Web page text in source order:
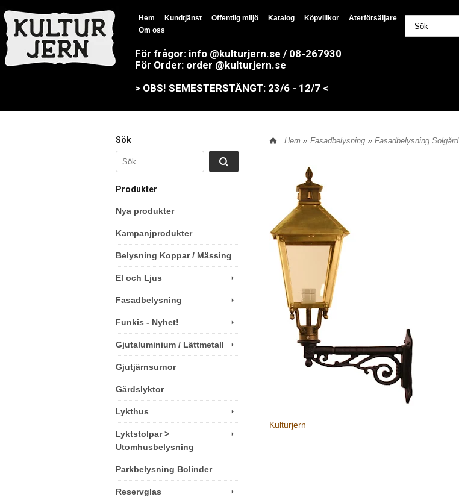
Hem Kundtjänst Offentlig miljö Katalog Köpvillkor
Återförsäljare
Om oss
För frågor: info @kulturjern.se / 08-267930
För Order: order @kulturjern.se
> OBS! SEMESTERSTÄNGT: 23/6 - 12/7 <
Sök
Produkter
Nya produkter
Kampanjprodukter
Belysning Koppar / Mässing
El och Ljus
Fasadbelysning
Funkis - Nyhet!
Gjutaluminium / Lättmetall
Gjutjärnsurnor
Gårdslyktor
Lykthus
Lyktstolpar >
Utomhusbelysning
Parkbelysning Bolinder
Reservglas
Hem » Fasadbelysning » Fasadbelysning Solgård
Kulturjern